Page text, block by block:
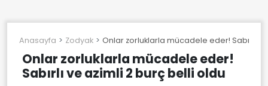
Anasayfa Zodyak Onlar zorluklarla mücadele eder! Sabırlı
Onlar zorluklarla mücadele eder!
Sabırlı ve azimli 2 burç belli oldu